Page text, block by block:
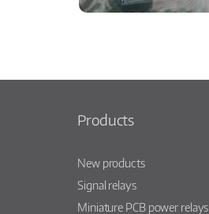
Products
New products
Signal relays
Miniature PCB power relays